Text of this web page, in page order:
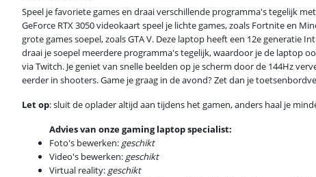
Speel je favoriete games en draai verschillende programma's tegelijk
GeForce RTX 3050 videokaart speel je lichte games, zoals Fortnite en
grote games soepel, zoals GTA V. Deze laptop heeft een 12e generatie
draai je soepel meerdere programma's tegelijk, waardoor je de laptop
via Twitch. Je geniet van snelle beelden op je scherm door de 144Hz
eerder in shooters. Game je graag in de avond? Zet dan je
Let op: sluit de oplader altijd aan tijdens het gamen, anders haal je
Advies van onze gaming laptop specialist:
Foto's bewerken: geschikt
Video's bewerken: geschikt
Virtual reality: geschikt